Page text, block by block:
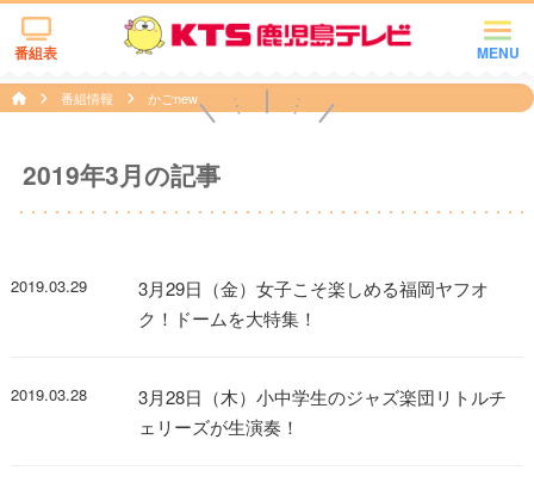
MENU
番組表
番組情報 かごnew
2019年3月の記事
2019.03.29
3月29日（金）女子こそ楽しめる福岡ヤフオ
ク！ドームを大特集！
2019.03.28
3月28日（木）小中学生のジャズ楽団リトルチ
ェリーズが生演奏！